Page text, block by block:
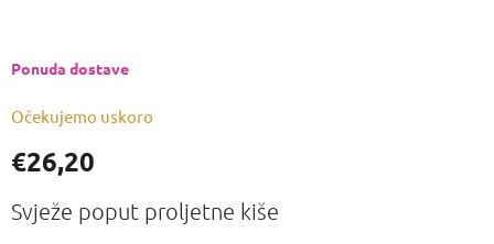
€26,20
cijenu:
Očekujemo uskoro
Ponuda dostave
Svježe poput proljetne kiše